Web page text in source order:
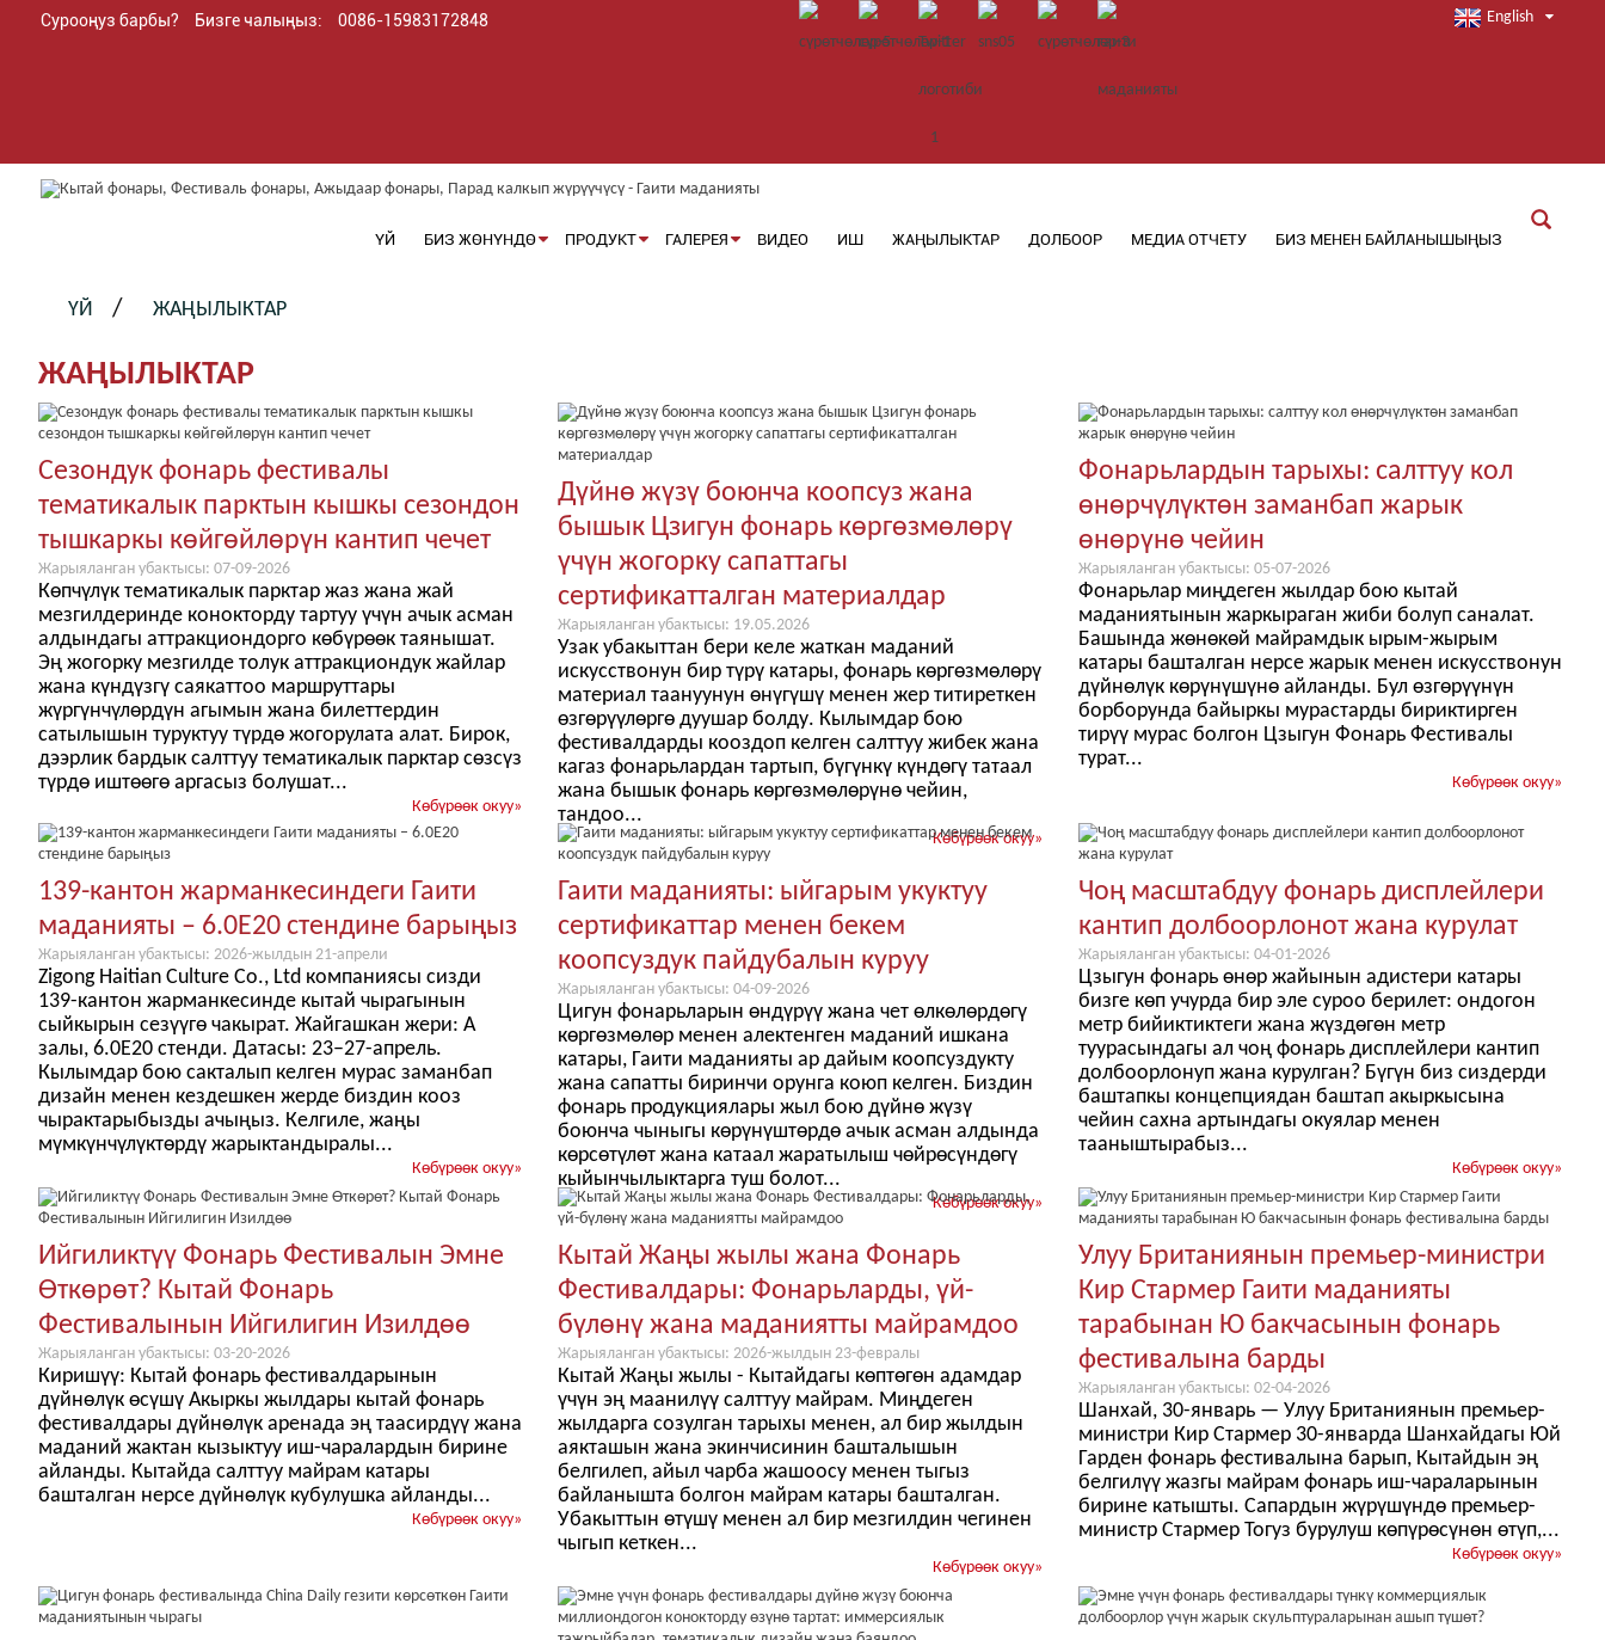
Сурооңуз барбы? Бизге чалыңыз: 0086-15983172848 English
ҮЙ БИЗ ЖӨНҮНДӨ ПРОДУКТ ГАЛЕРЕЯ ВИДЕО ИШ ЖАҢЫЛЫКТАР ДОЛБООР МЕДИА ОТЧЕТУ БИЗ МЕНЕН БАЙЛАНЫШЫҢЫЗ
ҮЙ ЖАҢЫЛЫКТАР
ЖАҢЫЛЫКТАР
Сезондук фонарь фестивалы
тематикалык парктын кышкы сезондон
тышкаркы көйгөйлөрүн кантип чечет
Жарыяланган убактысы: 07-09-2026
Көпчүлүк тематикалык парктар жаз жана жай
мезгилдеринде конокторду тартуу үчүн ачык асман
алдындагы аттракциондорго көбүрөөк таянышат.
Эң жогорку мезгилде толук аттракциондук жайлар
жана күндүзгү саякаттоо маршруттары
жүргүнчүлөрдүн агымын жана билеттердин
сатылышын туруктуу түрдө жогорулата алат. Бирок,
дээрлик бардык салттуу тематикалык парктар сөзсүз
түрдө иштөөгө аргасыз болушат...
Көбүрөөк окуу»
Дүйнө жүзү боюнча коопсуз жана
бышык Цзигун фонарь көргөзмөлөрү
үчүн жогорку сапаттагы
сертификатталган материалдар
Жарыяланган убактысы: 19.05.2026
Узак убакыттан бери келе жаткан маданий
искусствонун бир түрү катары, фонарь көргөзмөлөрү
материал таануунун өнүгүшү менен жер титиреткен
өзгөрүүлөргө дуушар болду. Кылымдар бою
фестивалдарды кооздоп келген салттуу жибек жана
кагаз фонарьлардан тартып, бүгүнкү күндөгү татаал
жана бышык фонарь көргөзмөлөрүнө чейин,
тандоо...
Көбүрөөк окуу»
Фонарьлардын тарыхы: салттуу кол
өнөрчүлүктөн заманбап жарык
өнөрүнө чейин
Жарыяланган убактысы: 05-07-2026
Фонарьлар миңдеген жылдар бою кытай
маданиятынын жаркыраган жиби болуп саналат.
Башында жөнөкөй майрамдык ырым-жырым
катары башталган нерсе жарык менен искусствонун
дүйнөлүк көрүнүшүнө айланды. Бул өзгөрүүнүн
борборунда байыркы мурастарды бириктирген
тирүү мурас болгон Цзыгун Фонарь Фестивалы
турат...
Көбүрөөк окуу»
139-кантон жарманкесиндеги Гаити
маданияты – 6.0E20 стендине барыңыз
Жарыяланган убактысы: 2026-жылдын 21-апрели
Zigong Haitian Culture Co., Ltd компаниясы сизди
139-кантон жарманкесинде кытай чырагынын
сыйкырын сезүүгө чакырат. Жайгашкан жери: А
залы, 6.0E20 стенди. Датасы: 23–27-апрель.
Кылымдар бою сакталып келген мурас заманбап
дизайн менен кездешкен жерде биздин кооз
чырактарыбызды ачыңыз. Келгиле, жаңы
мүмкүнчүлүктөрдү жарыктандыралы...
Көбүрөөк окуу»
Гаити маданияты: ыйгарым укуктуу
сертификаттар менен бекем
коопсуздук пайдубалын куруу
Жарыяланган убактысы: 04-09-2026
Цигун фонарьларын өндүрүү жана чет өлкөлөрдөгү
көргөзмөлөр менен алектенген маданий ишкана
катары, Гаити маданияты ар дайым коопсуздукту
жана сапатты биринчи орунга коюп келген. Биздин
фонарь продукциялары жыл бою дүйнө жүзү
боюнча чыныгы көрүнүштөрдө ачык асман алдында
көрсөтүлөт жана катаал жаратылыш чөйрөсүндөгү
кыйынчылыктарга туш болот...
Көбүрөөк окуу»
Чоң масштабдуу фонарь дисплейлери
кантип долбоорлонот жана курулат
Жарыяланган убактысы: 04-01-2026
Цзыгун фонарь өнөр жайынын адистери катары
бизге көп учурда бир эле суроо берилет: ондогон
метр бийиктиктеги жана жүздөгөн метр
туурасындагы ал чоң фонарь дисплейлери кантип
долбоорлонуп жана курулган? Бүгүн биз сиздерди
баштапкы концепциядан баштап акыркысына
чейин сахна артындагы окуялар менен
тааныштырабыз...
Көбүрөөк окуу»
Ийгиликтүү Фонарь Фестивалын Эмне
Өткөрөт? Кытай Фонарь
Фестивалынын Ийгилигин Изилдөө
Жарыяланган убактысы: 03-20-2026
Киришүү: Кытай фонарь фестивалдарынын
дүйнөлүк өсүшү Акыркы жылдары кытай фонарь
фестивалдары дүйнөлүк аренада эң таасирдүү жана
маданий жактан кызыктуу иш-чаралардын бирине
айланды. Кытайда салттуу майрам катары
башталган нерсе дүйнөлүк кубулушка айланды...
Көбүрөөк окуу»
Кытай Жаңы жылы жана Фонарь
Фестивалдары: Фонарьларды, үй-
бүлөнү жана маданиятты майрамдоо
Жарыяланган убактысы: 2026-жылдын 23-февралы
Кытай Жаңы жылы - Кытайдагы көптөгөн адамдар
үчүн эң маанилүү салттуу майрам. Миңдеген
жылдарга созулган тарыхы менен, ал бир жылдын
аякташын жана экинчисинин башталышын
белгилеп, айыл чарба жашоосу менен тыгыз
байланышта болгон майрам катары башталган.
Убакыттын өтүшү менен ал бир мезгилдин чегинен
чыгып кеткен...
Көбүрөөк окуу»
Улуу Британиянын премьер-министри
Кир Стармер Гаити маданияты
тарабынан Ю бакчасынын фонарь
фестивалына барды
Жарыяланган убактысы: 02-04-2026
Шанхай, 30-январь — Улуу Британиянын премьер-
министри Кир Стармер 30-январда Шанхайдагы Юй
Гарден фонарь фестивалына барып, Кытайдын эң
белгилүү жазгы майрам фонарь иш-чараларынын
бирине катышты. Сапардын жүрүшүндө премьер-
министр Стармер Тогуз бурулуш көпүрөсүнөн өтүп,...
Көбүрөөк окуу»